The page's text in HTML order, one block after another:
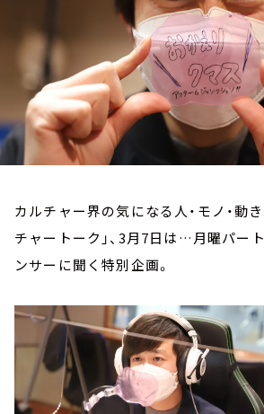
カルチャー界の気になる人・モノ・動
チャートーク」、3月7日は…月曜パー
ンサーに聞く特別企画。